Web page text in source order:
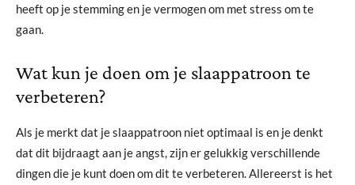
heeft op je stemming en je vermogen om met stress om te
gaan.
Wat kun je doen om je slaappatroon te
verbeteren?
Als je merkt dat je slaappatroon niet optimaal is en je denkt
dat dit bijdraagt aan je angst, zijn er gelukkig verschillende
dingen die je kunt doen om dit te verbeteren. Allereerst is het